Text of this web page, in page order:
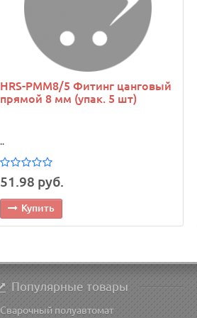
HRS-PMM8/5 Фитинг цанговый
прямой 8 мм (упак. 5 шт)
..
51.98 руб.
Купить
Популярные товары
Сварочный полуавтомат